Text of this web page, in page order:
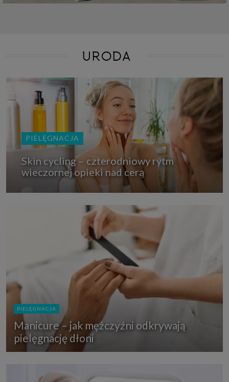
URODA
PIELĘGNACJA
Skin cycling – czterodniowy rytm
wieczornej opieki nad cerą
PIELĘGNACJA
Manicure – jak mężczyźni odkrywają
pielęgnację dłoni